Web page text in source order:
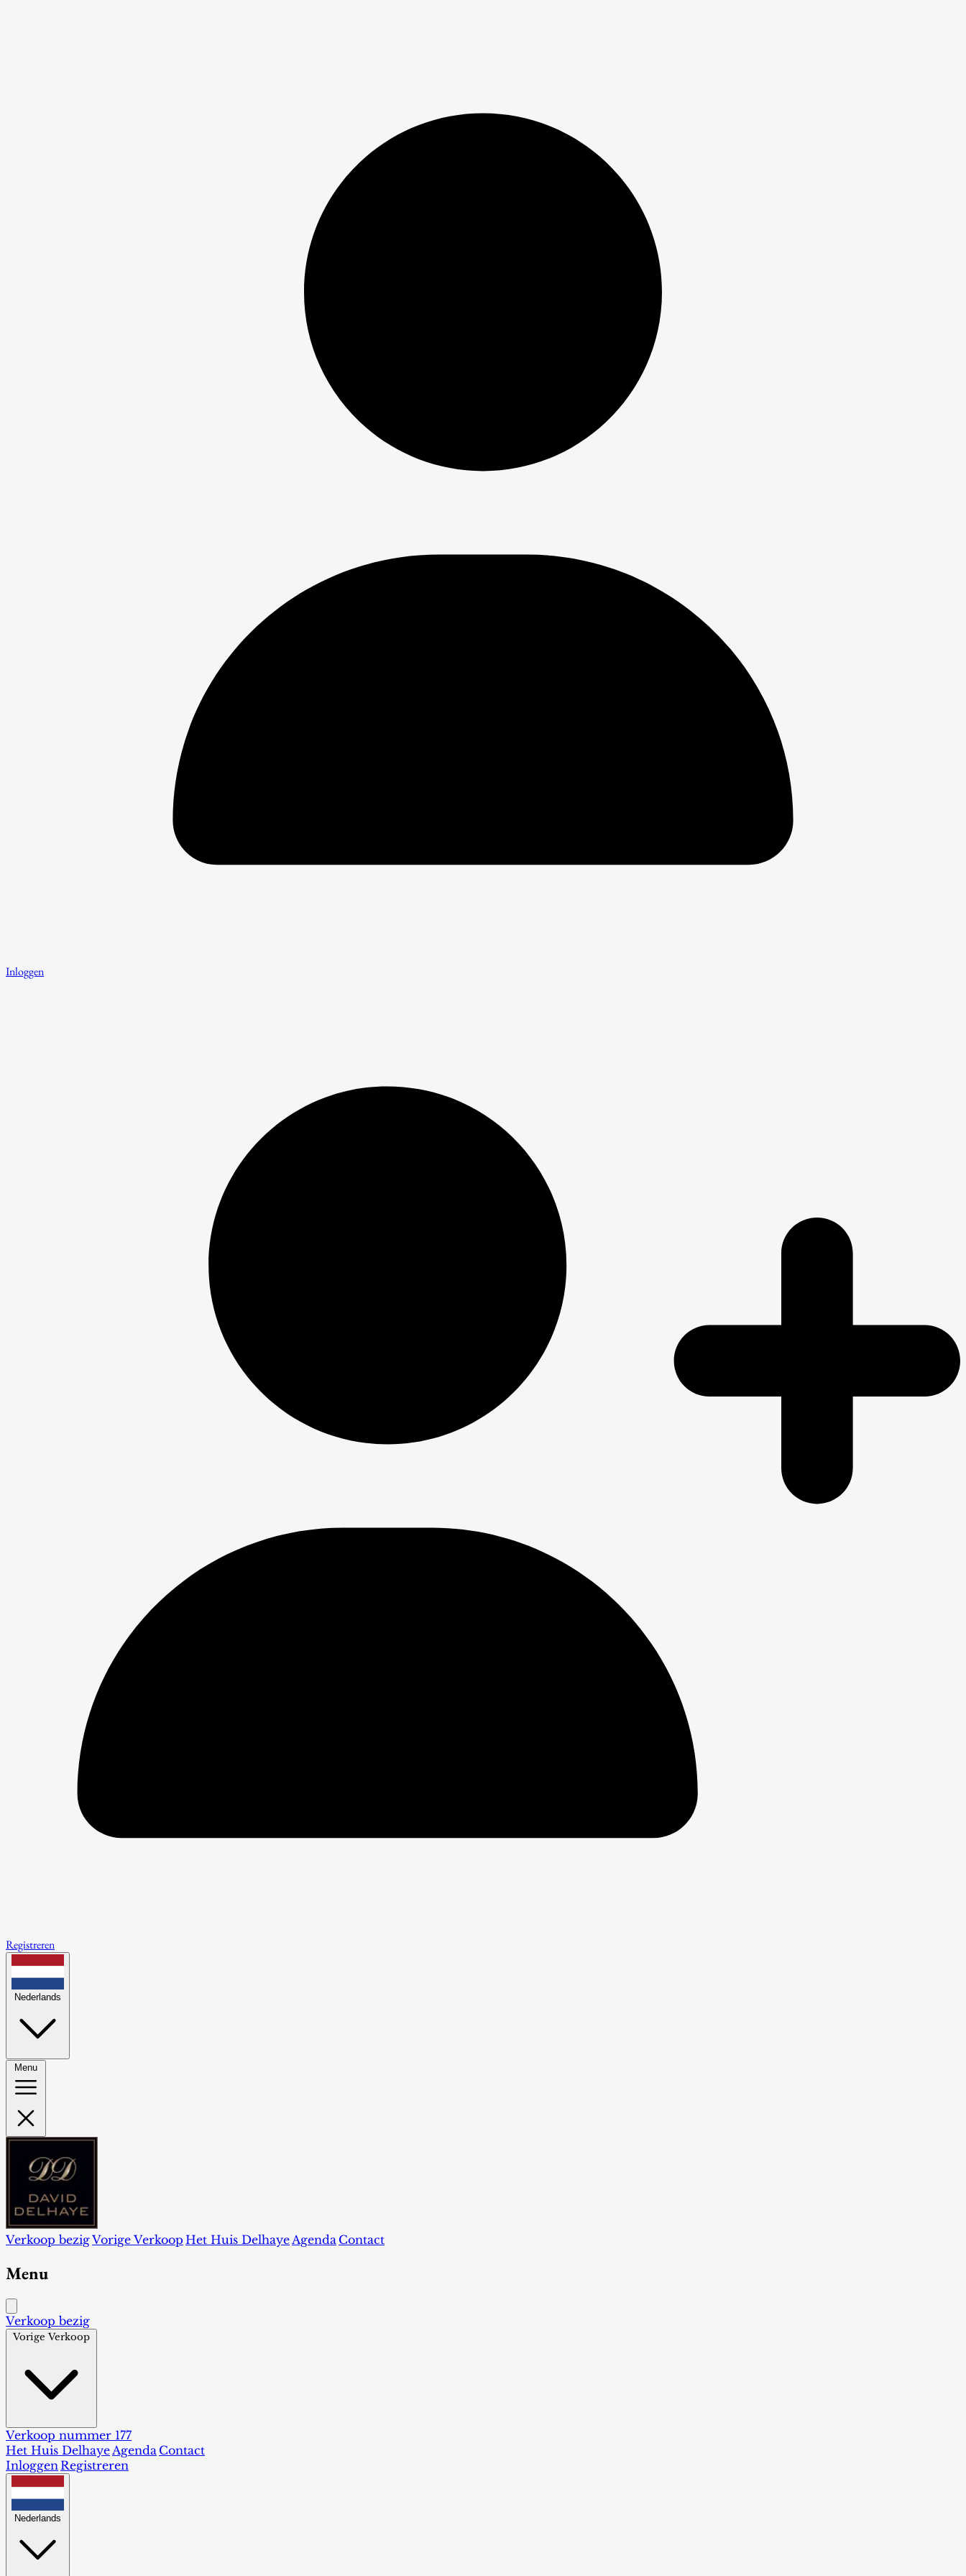
Inloggen
Registreren
Nederlands
Menu
Verkoop bezigVorige Verkoop Het Huis Delhaye Agenda Contact
Menu
Verkoop bezig
Vorige Verkoop
Verkoop nummer 177
Het Huis DelhayeAgenda Contact
InloggenRegistreren
Nederlands